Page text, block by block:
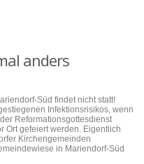
anders
Süd findet nicht statt!
Infektionsrisikos, wenn
Reformationsgottesdienst
Ort gefeiert werden. Eigentlich
Kirchengemeinden
in Mariendorf-Süd